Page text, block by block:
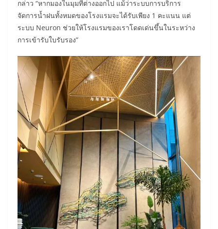
กล่าว “หากมองในมุมที่ต่างออกไป แม้ว่าระบบการบริการ
จัดการน้ำฝนทั้งหมดของโรงแรมจะได้รับเพียง 1 คะแนน แต่
ระบบ Neuron ช่วยให้โรงแรมของเราโดดเด่นขึ้นในระหว่าง
การเข้ารับใบรับรอง”